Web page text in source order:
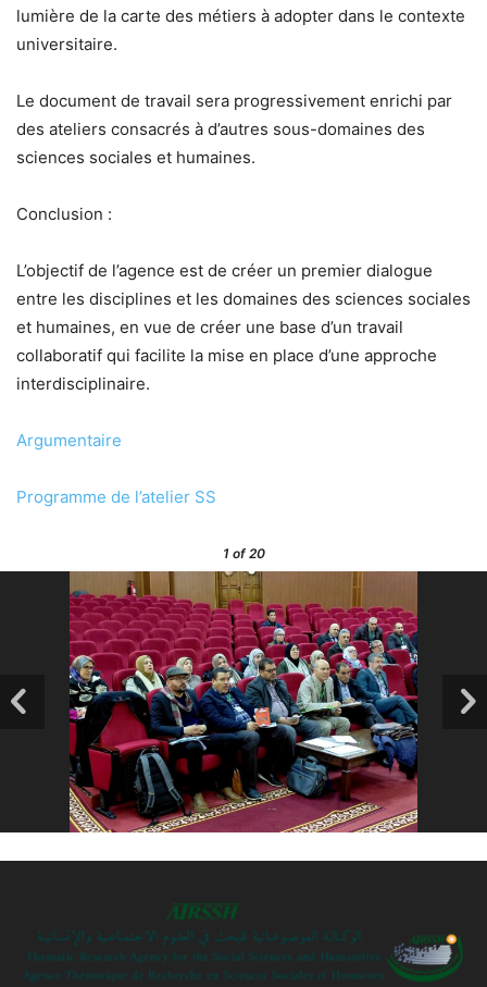
lumière de la carte des métiers à adopter dans le contexte
universitaire.
Le document de travail sera progressivement enrichi par
des ateliers consacrés à d’autres sous-domaines des
sciences sociales et humaines.
Conclusion :
L’objectif de l’agence est de créer un premier dialogue
entre les disciplines et les domaines des sciences sociales
et humaines, en vue de créer une base d’un travail
collaboratif qui facilite la mise en place d’une approche
interdisciplinaire.
Argumentaire
Programme de l’atelier SS
1of 20